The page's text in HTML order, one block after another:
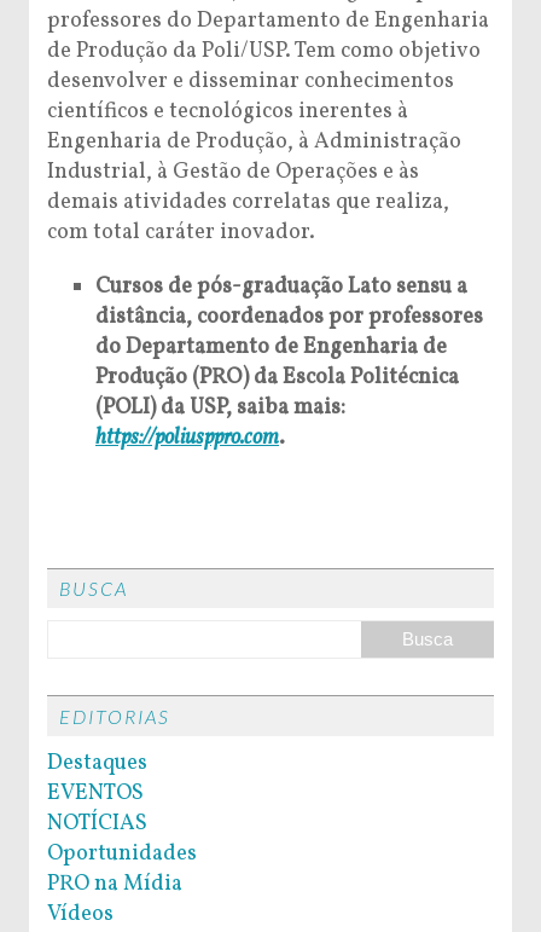
professores do Departamento de Engenharia
de Produção da Poli/USP. Tem como objetivo
desenvolver e disseminar conhecimentos
científicos e tecnológicos inerentes à
Engenharia de Produção, à Administração
Industrial, à Gestão de Operações e às
demais atividades correlatas que realiza,
com total caráter inovador.
Cursos de pós-graduação Lato sensu a
distância, coordenados por professores
do Departamento de Engenharia de
Produção (PRO) da Escola Politécnica
(POLI) da USP, saiba mais:
https://poliusppro.com.
BUSCA
EDITORIAS
Destaques
EVENTOS
NOTÍCIAS
Oportunidades
PRO na Mídia
Vídeos